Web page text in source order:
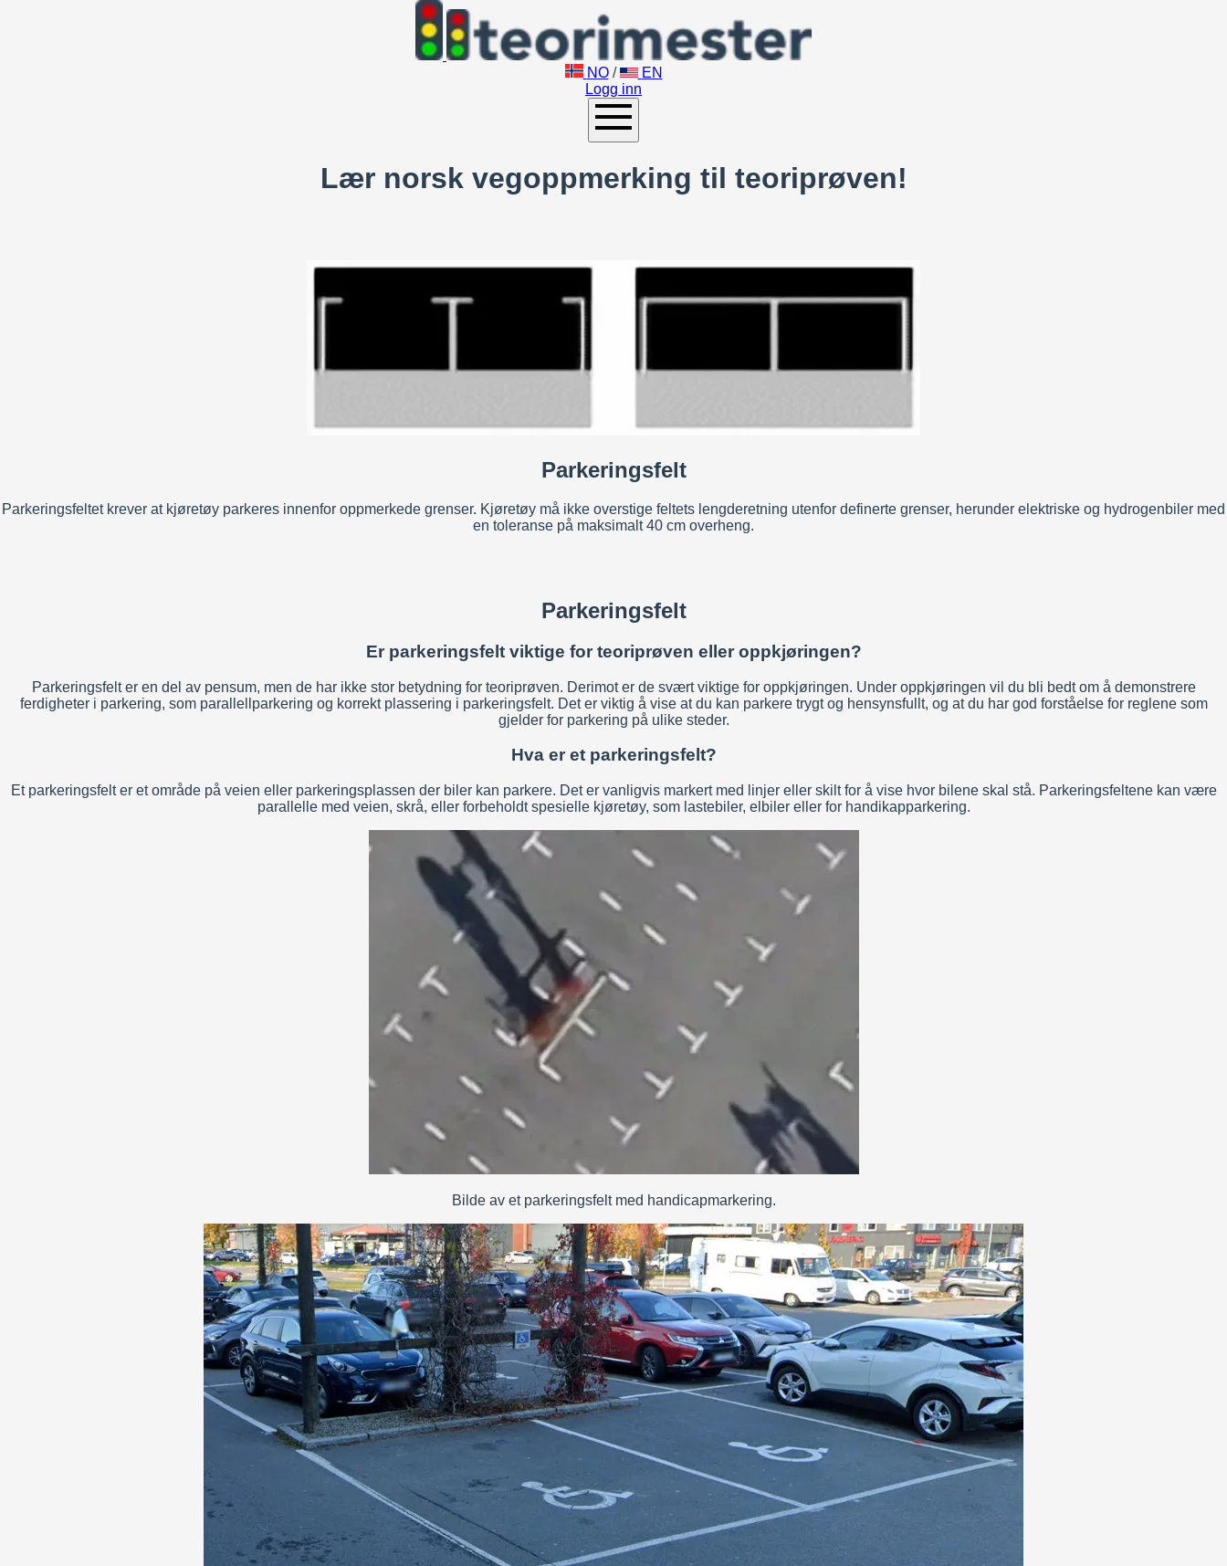
NO /
EN
Logg inn
Lær norsk vegoppmerking til teoriprøven!
Parkeringsfelt
Parkeringsfeltet krever at kjøretøy parkeres innenfor oppmerkede grenser. Kjøretøy må ikke overstige feltets lengderetning utenfor definerte grenser, herunder elektriske og hydrogenbiler med
en toleranse på maksimalt 40 cm overheng.
Parkeringsfelt
Er parkeringsfelt viktige for teoriprøven eller oppkjøringen?
Parkeringsfelt er en del av pensum, men de har ikke stor betydning for teoriprøven. Derimot er de svært viktige for oppkjøringen. Under oppkjøringen vil du bli bedt om å demonstrere
ferdigheter i parkering, som parallellparkering og korrekt plassering i parkeringsfelt. Det er viktig å vise at du kan parkere trygt og hensynsfullt, og at du har god forståelse for reglene som
gjelder for parkering på ulike steder.
Hva er et parkeringsfelt?
Et parkeringsfelt er et område på veien eller parkeringsplassen der biler kan parkere. Det er vanligvis markert med linjer eller skilt for å vise hvor bilene skal stå. Parkeringsfeltene kan være
parallelle med veien, skrå, eller forbeholdt spesielle kjøretøy, som lastebiler, elbiler eller for handikapparkering.
Bilde av et parkeringsfelt med handicapmarkering.